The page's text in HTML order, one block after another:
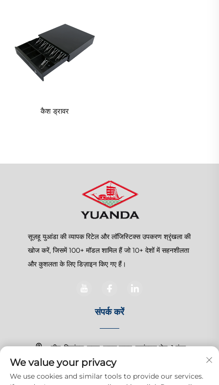
कैश ड्रावर
सूज़हू युआंडा की व्यापक रिटेल और लॉजिस्टिक्स उपकरण श्रृंखला की
खोज करें, जिसमें 100+ मॉडल शामिल हैं जो 10+ देशों में सहनशीलता
और कुशलता के लिए डिज़ाइन किए गए हैं।
संपर्क करें
चीन, जियांगसू, सूज़हू, शानघु टाउन, ज़हांगचुन रोड, 1 नंबर
+86-15150179453
We value your privacy
We use cookies and similar tools to provide our services.